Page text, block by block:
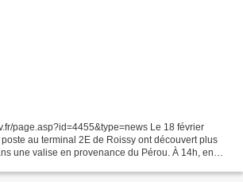
page.asp?id=4455&type=news Le 18 février
au terminal 2E de Roissy ont découvert plus
une valise en provenance du Pérou. À 14h, en